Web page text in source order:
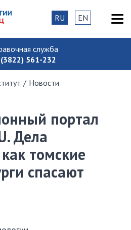
служба
561-232
RU EN
/ Новости
портал
Дела
томские
спасают